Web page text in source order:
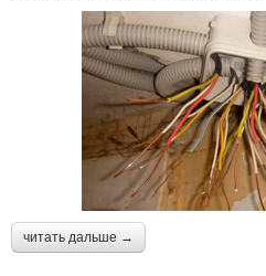
читать дальше →